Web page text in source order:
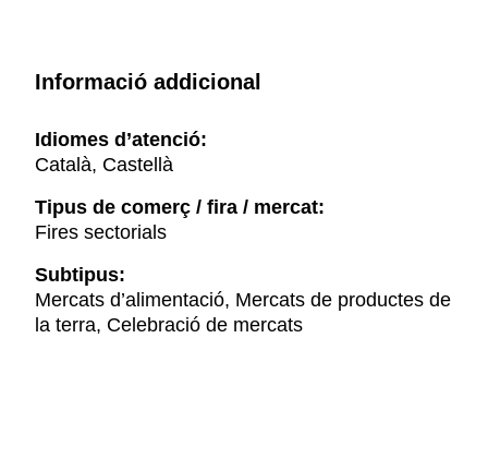
Informació addicional
Idiomes d’atenció:
Català, Castellà
Tipus de comerç / fira / mercat:
Fires sectorials
Subtipus:
Mercats d’alimentació, Mercats de productes de
la terra, Celebració de mercats